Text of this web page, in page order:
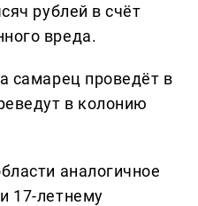
рублей в счёт
вреда.
самарец проведёт в
в колонию
аналогичное
17-летнему